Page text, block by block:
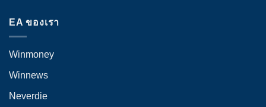
EA ของเรา
Winmoney
Winnews
Neverdie